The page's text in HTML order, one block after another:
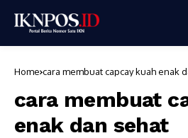
Home cara membuat capcay kuah enak
cara membuat
enak dan sehat